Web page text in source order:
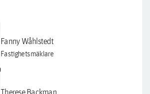
Fanny Wåhlstedt
Fastighetsmäklare